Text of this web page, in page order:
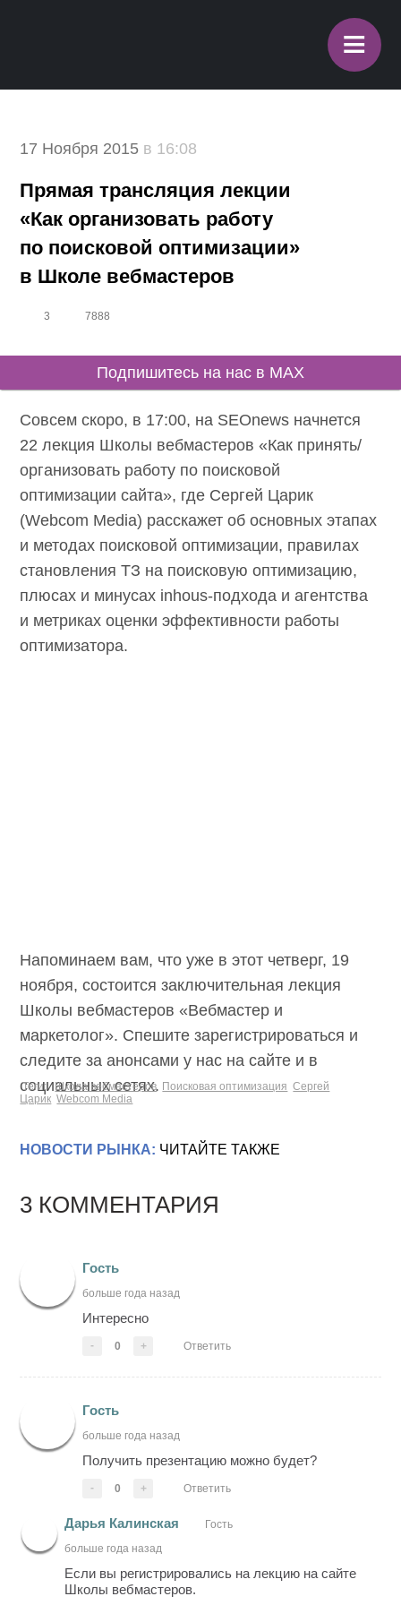
≡
17 Ноября 2015 в 16:08
Прямая трансляция лекции
«Как организовать работу
по поисковой оптимизации»
в Школе вебмастеров
3 7888
Подпишитесь на нас в MAX
Совсем скоро, в 17:00, на SEOnews начнется
22 лекция Школы вебмастеров «Как принять/
организовать работу по поисковой
оптимизации сайта», где Сергей Царик
(Webcom Media) расскажет об основных этапах
и методах поисковой оптимизации, правилах
становления ТЗ на поисковую оптимизацию,
плюсах и минусах inhous-подхода и агентства
и метриках оценки эффективности работы
оптимизатора.
Напоминаем вам, что уже в этот четверг, 19
ноября, состоится заключительная лекция
Школы вебмастеров «Вебмастер и
маркетолог». Спешите зарегистрироваться и
следите за анонсами у нас на сайте и в
социальных сетях.
Теги: Школа вебмастеров Поисковая оптимизация Сергей
Царик Webcom Media
НОВОСТИ РЫНКА: ЧИТАЙТЕ ТАКЖЕ
3 КОММЕНТАРИЯ
Гость
больше года назад
Интересно
- 0 + Ответить
Гость
больше года назад
Получить презентацию можно будет?
- 0 + Ответить
Дарья Калинская
Гость
больше года назад
Если вы регистрировались на лекцию на сайте
Школы вебмастеров.